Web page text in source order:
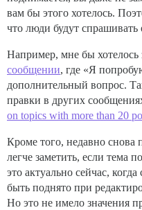
вам бы этого хотелось.
что люди будут спрашивать
Например, мне бы хотелось
сообщении, где «Я
дополнительный вопрос.
правки в других
on topics with more than 20
Кроме того, недавно снова
легче заметить, если тема
это актуально сейчас,
быть поднято при
Но это не имело значения